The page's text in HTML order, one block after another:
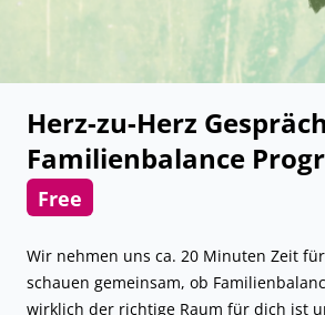
Herz-zu-Herz Gespräch
Familienbalance
Free
Wir nehmen uns ca. 20 Minuten Zeit
schauen gemeinsam, ob
wirklich der richtige Raum für dich ist